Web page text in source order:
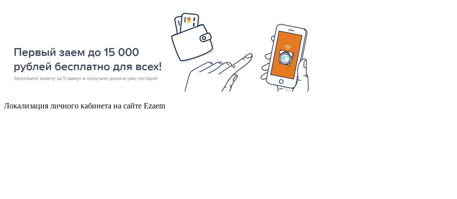
Локализация личного кабинета на сайте Ezaem